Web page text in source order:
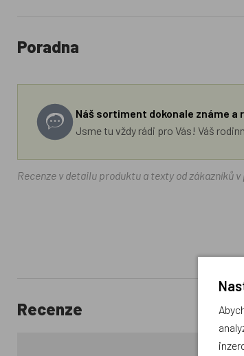
Poradna
Náš sortiment dokonale známe a
Jsme tu vždy rádi pro Vás! Váš
Recenze v detailu produktu a texty od zákazníků
Recenze